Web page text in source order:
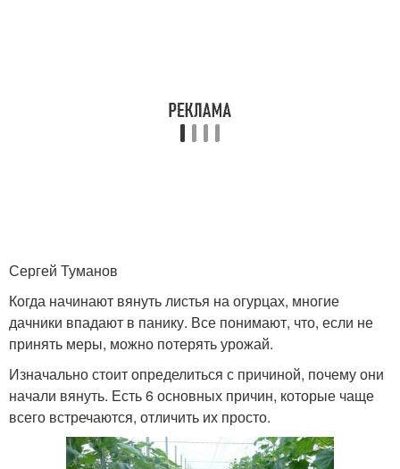
Сергей Туманов
Когда начинают вянуть листья на огурцах, многие
дачники впадают в панику. Все понимают, что, если не
принять меры, можно потерять урожай.
Изначально стоит определиться с причиной, почему они
начали вянуть. Есть 6 основных причин, которые чаще
всего встречаются, отличить их просто.